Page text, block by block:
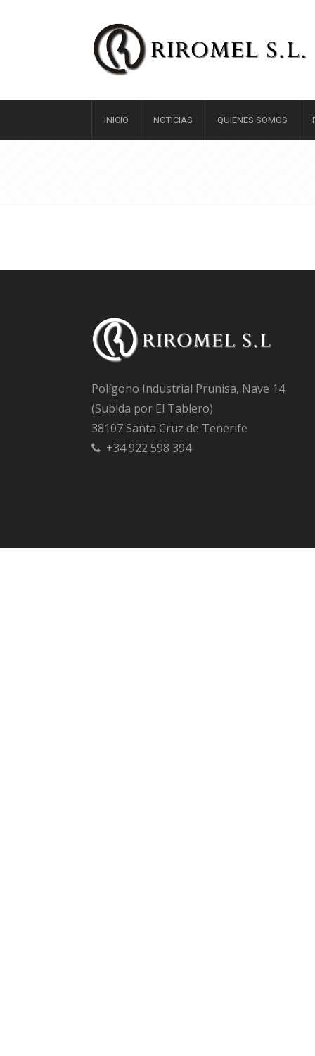
INICIO NOTICIAS QUIENES SOMOS
Polígono Industrial Prunisa, Nave 14
(Subida por El Tablero)
38107 Santa Cruz de Tenerife
+34 922 598 394